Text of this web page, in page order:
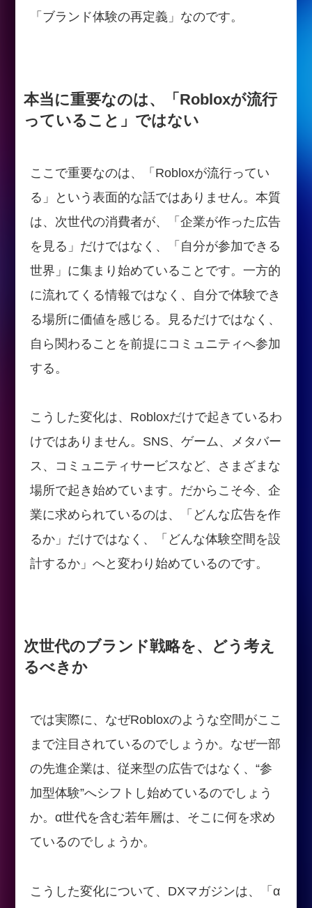
「ブランド体験の再定義」なのです。
本当に重要なのは、「Robloxが流行
っていること」ではない
ここで重要なのは、「Robloxが流行ってい
る」という表面的な話ではありません。本質
は、次世代の消費者が、「企業が作った広告
を見る」だけではなく、「自分が参加できる
世界」に集まり始めていることです。一方的
に流れてくる情報ではなく、自分で体験でき
る場所に価値を感じる。見るだけではなく、
自ら関わることを前提にコミュニティへ参加
する。
こうした変化は、Robloxだけで起きているわ
けではありません。SNS、ゲーム、メタバー
ス、コミュニティサービスなど、さまざまな
場所で起き始めています。だからこそ今、企
業に求められているのは、「どんな広告を作
るか」だけではなく、「どんな体験空間を設
計するか」へと変わり始めているのです。
次世代のブランド戦略を、どう考え
るべきか
では実際に、なぜRobloxのような空間がここ
まで注目されているのでしょうか。なぜ一部
の先進企業は、従来型の広告ではなく、“参
加型体験”へシフトし始めているのでしょう
か。α世代を含む若年層は、そこに何を求め
ているのでしょうか。
こうした変化について、DXマガジンは、「α